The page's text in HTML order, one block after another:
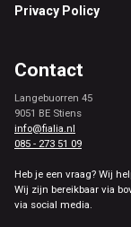
Privacy Policy
Contact
Langebuorren 45
9051 BE Stiens
info@fialia.nl
085 - 273 51 09
Heb je een vraag? Wij
Wij zijn bereikbaar via
via social media.